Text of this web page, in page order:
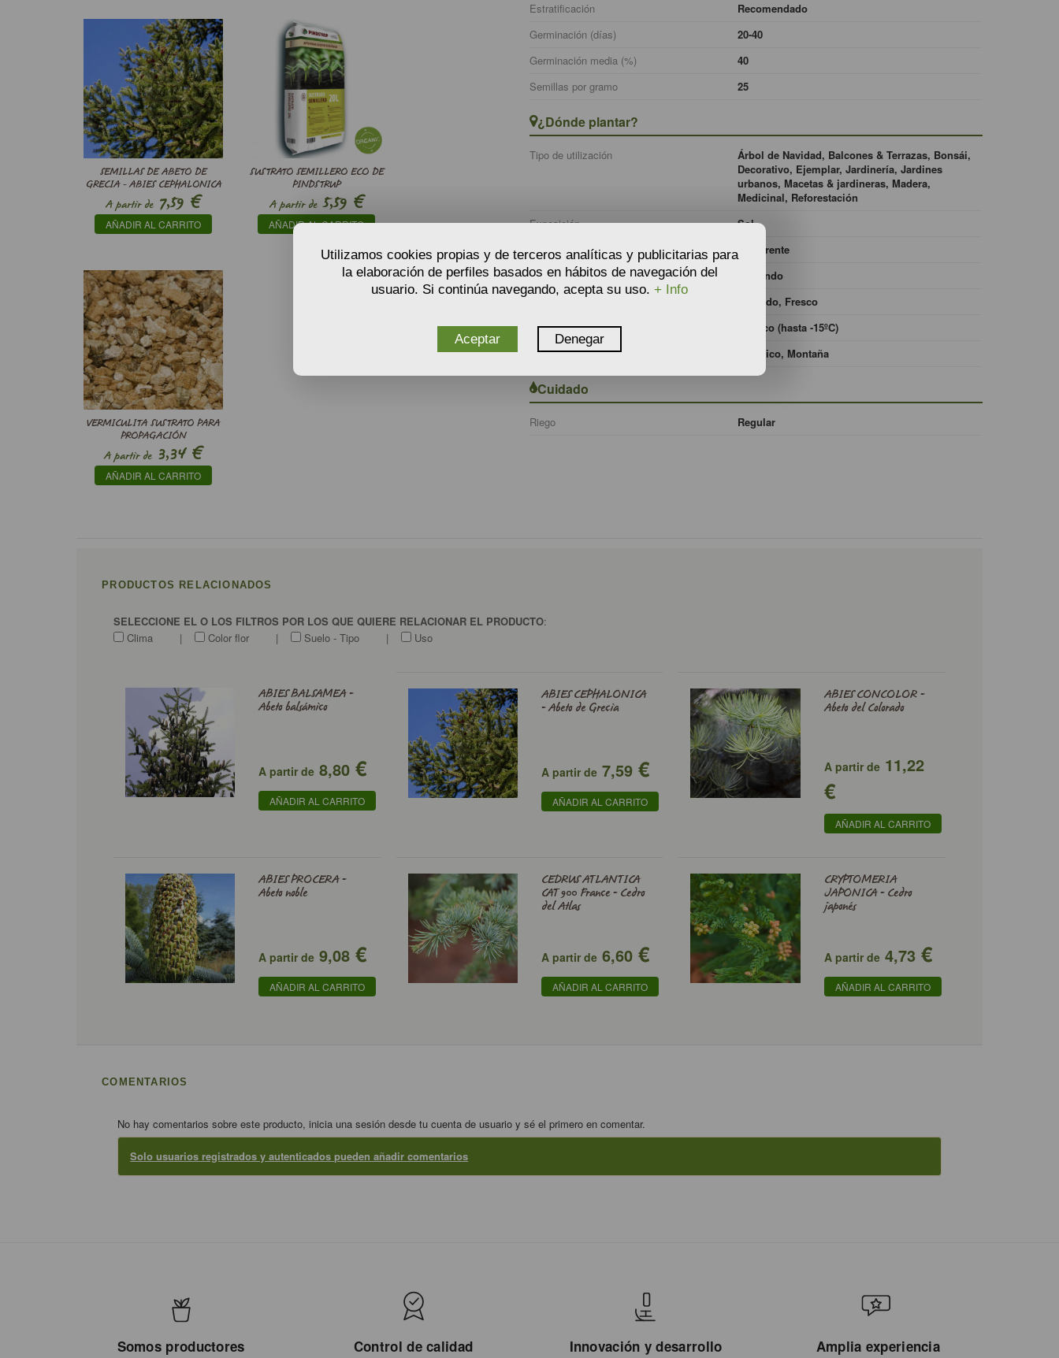
SEMILLAS DE ABETO DE
GRECIA - ABIES CEPHALONICA
A partir de7,59 €
AÑADIR AL CARRITO
SUSTRATO SEMILLERO ECO DE
PINDSTRUP
A partir de5,59 €
AÑADIR AL CARRITO
VERMICULITA SUSTRATO PARA
PROPAGACIÓN
A partir de3,34€
AÑADIR AL CARRITO
Estratificación
Recomendado
Germinación (días)
20-40
Germinación media (%)
40
Semillas por gramo
25
¿Dónde plantar?
Tipo de utilización
Árbol de Navidad, Balcones & Terrazas, Bonsái,
Decorativo, Ejemplar, Jardinería, Jardines
urbanos, Macetas & jardineras, Madera,
Medicinal, Reforestación
Exposición
Sol
pH del suelo
Indiferente
Tipo de suelo
Profundo
Humedad del suelo
Drenado, Fresco
Rusticidad
Rústico (hasta -15ºC)
Clima
Atlántico, Montaña
Cuidado
Riego Regular
PRODUCTOS RELACIONADOS
SELECCIONE EL O LOS FILTROS POR LOS QUE QUIERE RELACIONAR EL PRODUCTO:
Clima
| Color flor | Suelo - Tipo | Uso
ABIES BALSAMEA -
Abeto balsámico
A partir de 8,80 €
AÑADIR AL CARRITO
ABIES CEPHALONICA
- Abeto de Grecia
A partir de 7,59 €
AÑADIR AL CARRITO
ABIES CONCOLOR -
Abeto del Colorado
A partir de11,22
€
AÑADIR AL CARRITO
ABIES PROCERA -
Abeto noble
A partir de 9,08 €
AÑADIR AL CARRITO
CEDRUS ATLANTICA
CAT 900 France - Cedro
del Atlas
A partir de 6,60 €
AÑADIR AL CARRITO
CRYPTOMERIA
JAPONICA - Cedro
japonés
A partir de4,73€
AÑADIR AL CARRITO
COMENTARIOS
No hay comentarios sobre este producto, inicia una sesión desde tu cuenta de usuario y sé el primero en comentar.
Solo usuarios registrados y autenticados pueden añadir comentarios
Somos productores Control de calidad Innovación y desarrollo Amplia experiencia
Utilizamos cookies propias y de terceros analíticas y publicitarias para
la elaboración de perfiles basados en hábitos de navegación del
usuario. Si continúa navegando, acepta su uso. + Info
Aceptar Denegar